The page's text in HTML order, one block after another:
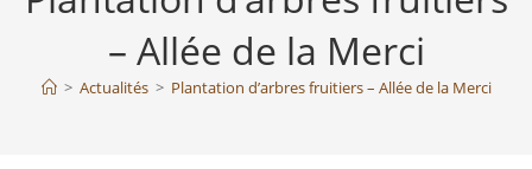
– Allée de la Merci
> Actualités > Plantation d’arbres fruitiers – Allée de la Merci